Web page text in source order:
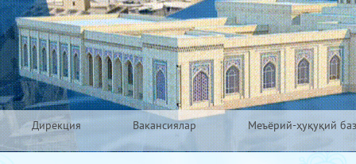
Дирекция Вакансиялар Меъёрий-ҳуқуқий